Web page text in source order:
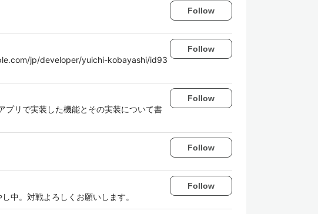
Follow
jp/developer/yuichi-kobayashi/id93
Follow
リで実装した機能とその実装について書
Follow
Follow
中。対戦よろしくお願いします。
Follow